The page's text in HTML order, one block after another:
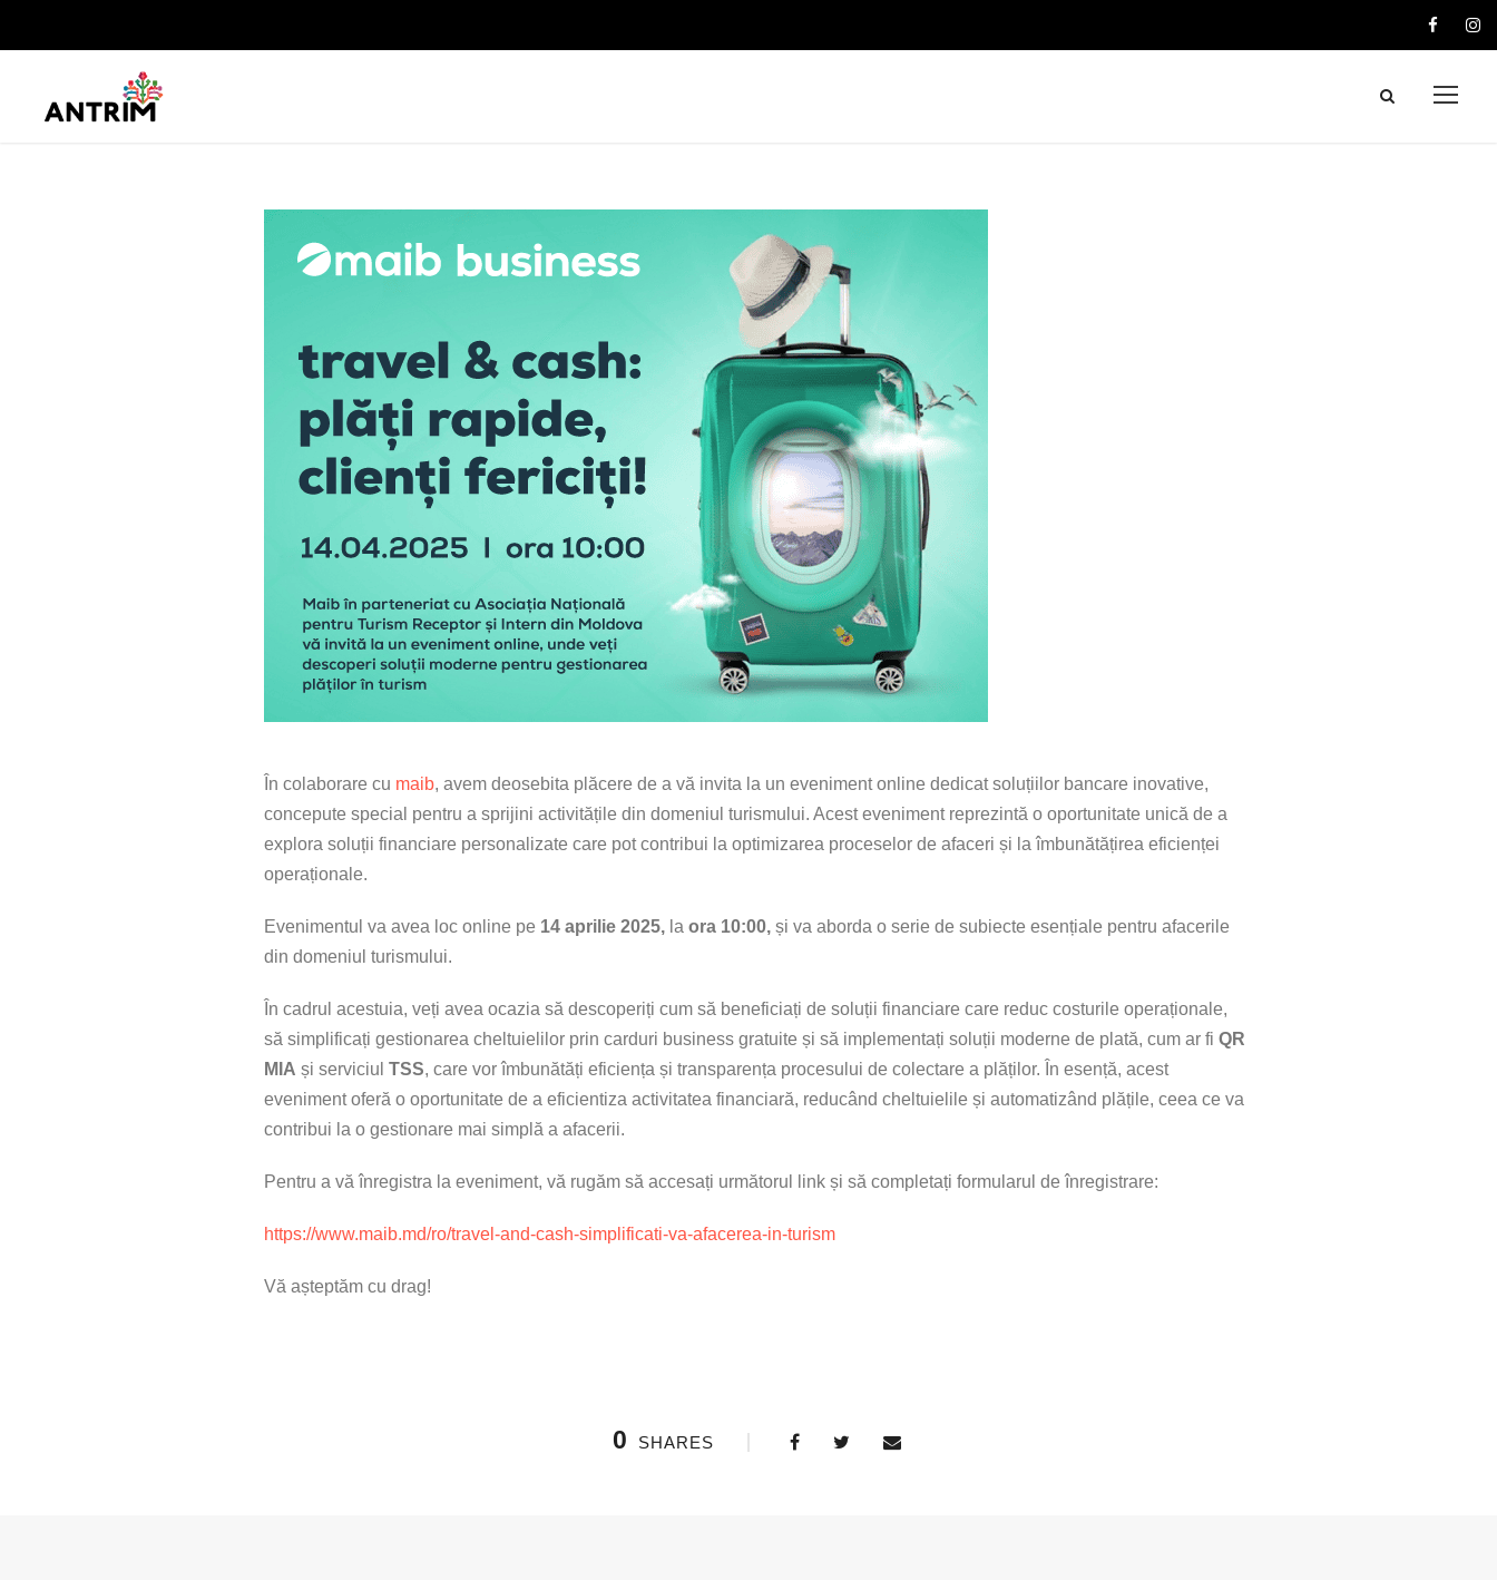
În colaborare cu maib, avem deosebita plăcere de a vă invita la un eveniment online dedicat soluțiilor bancare inovative,
concepute special pentru a sprijini activitățile din domeniul turismului. Acest eveniment reprezintă o oportunitate unică de a
explora soluții financiare personalizate care pot contribui la optimizarea proceselor de afaceri și la îmbunătățirea eficienței
operaționale.
Evenimentul va avea loc online pe 14 aprilie 2025, la ora 10:00, și va aborda o serie de subiecte esențiale pentru afacerile
din domeniul turismului.
În cadrul acestuia, veți avea ocazia să descoperiți cum să beneficiați de soluții financiare care reduc costurile operaționale,
să simplificați gestionarea cheltuielilor prin carduri business gratuite și să implementați soluții moderne de plată, cum ar fi QR
MIA și serviciul TSS, care vor îmbunătăți eficiența și transparența procesului de colectare a plăților. În esență, acest
eveniment oferă o oportunitate de a eficientiza activitatea financiară, reducând cheltuielile și automatizând plățile, ceea ce va
contribui la o gestionare mai simplă a afacerii.
Pentru a vă înregistra la eveniment, vă rugăm să accesați următorul link și să completați formularul de înregistrare:
https://www.maib.md/ro/travel-and-cash-simplificati-va-afacerea-in-turism
Vă așteptăm cu drag!
0 SHARES